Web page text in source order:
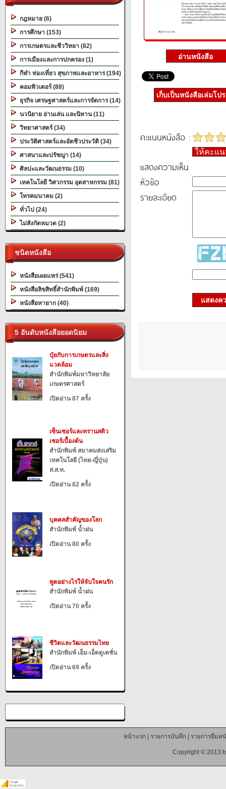
กฎหมาย (6)
การศึกษา (153)
การเกษตรและชีววิทยา (82)
การเมืองและการปกครอง (1)
กีฬา ท่องเที่ยว สุขภาพและอาหาร (194)
คอมพิวเตอร์ (88)
ธุรกิจ เศรษฐศาสตร์และการจัดการ (14)
นวนิยาย อ่านเล่น และนิทาน (11)
วิทยาศาสตร์ (34)
ประวัติศาสตร์และอัตชีวประวัติ (34)
ศาสนาและปรัชญา (14)
ศิลปะและวัฒนธรรม (10)
เทคโนโลยี วิศวกรรม อุตสาหกรรม (81)
โทรคมนาคม (2)
ทั่วไป (24)
ไม่สังกัดหมวด (2)
ชนิดหนังสือ
หนังสือเผยแพร่ (541)
หนังสือลิขสิทธิ์สำนักพิมพ์ (169)
หนังสือหายาก (40)
5 อันดับหนังสือยอดนิยม
ปุ๋ยกับการเกษตรและสิ่ง
แวดล้อม
สำนักพิมพ์มหาวิทยาลัย
เกษตรศาสตร์
เปิดอ่าน 87 ครั้ง
เซ็นเซอร์และทรานสดิว
เซอร์เบื้องต้น
สำนักพิมพ์ สมาคมส่งเสริม
เทคโนโลยี (ไทย-ญี่ปุ่น)
ส.ส.ท.
เปิดอ่าน 82 ครั้ง
บุคคลสำคัญของโลก
สำนักพิมพ์ น้ำฝน
เปิดอ่าน 80 ครั้ง
พูดอย่างไรให้จับใจคนรัก
สำนักพิมพ์ น้ำฝน
เปิดอ่าน 70 ครั้ง
ชีวิตและวัฒนธรรมไทย
สำนักพิมพ์ เอ็ม-เอ็ดดูเคชั่น
เปิดอ่าน 69 ครั้ง
เก็บเป็นหนังสือเล่มโป
คะแนนหนังสือ :
ให้คะแ
แสดงความเห็น
หัวข้อ
รายละเอียด
แสดงค
หน้าแรก| รายการบันทึก| รายการยืมห
Copyright © 2013